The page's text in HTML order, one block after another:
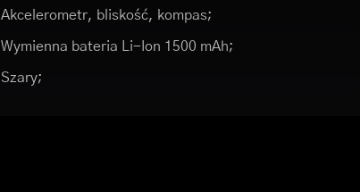
Akcelerometr, bliskość, kompas;
Wymienna bateria Li-Ion 1500 mAh;
Szary;